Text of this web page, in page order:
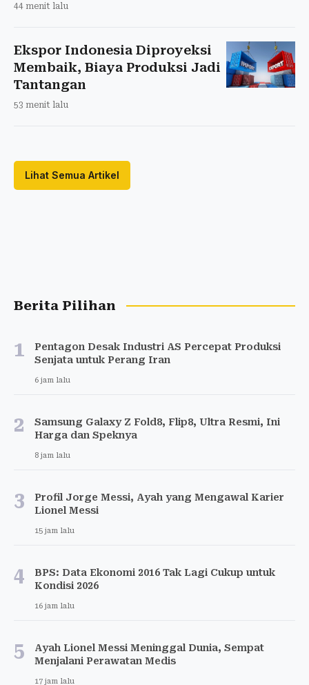
44 menit lalu
Ekspor Indonesia Diproyeksi
Membaik, Biaya Produksi Jadi
Tantangan
53 menit lalu
Lihat Semua Artikel
Berita Pilihan
1
Pentagon Desak Industri AS Percepat Produksi
Senjata untuk Perang Iran
6 jam lalu
2
Samsung Galaxy Z Fold8, Flip8, Ultra Resmi, Ini
Harga dan Speknya
8 jam lalu
3
Profil Jorge Messi, Ayah yang Mengawal Karier
Lionel Messi
15 jam lalu
4
BPS: Data Ekonomi 2016 Tak Lagi Cukup untuk
Kondisi 2026
16 jam lalu
5
Ayah Lionel Messi Meninggal Dunia, Sempat
Menjalani Perawatan Medis
17 jam lalu